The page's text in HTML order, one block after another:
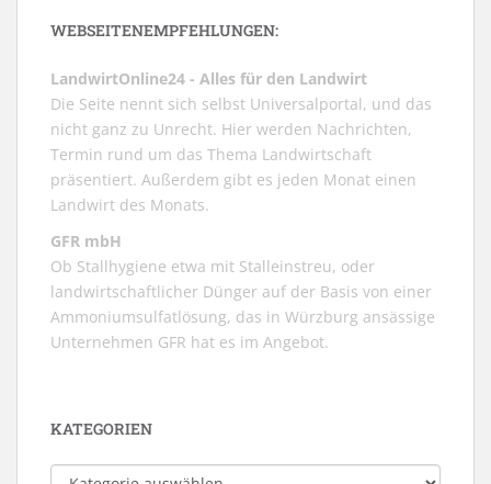
WEBSEITENEMPFEHLUNGEN:
LandwirtOnline24 - Alles für den Landwirt
Die Seite nennt sich selbst Universalportal, und das
nicht ganz zu Unrecht. Hier werden Nachrichten,
Termin rund um das Thema Landwirtschaft
präsentiert. Außerdem gibt es jeden Monat einen
Landwirt des Monats.
GFR mbH
Ob Stallhygiene etwa mit Stalleinstreu, oder
landwirtschaftlicher Dünger auf der Basis von einer
Ammoniumsulfatlösung, das in Würzburg ansässige
Unternehmen GFR hat es im Angebot.
KATEGORIEN
Kategorien